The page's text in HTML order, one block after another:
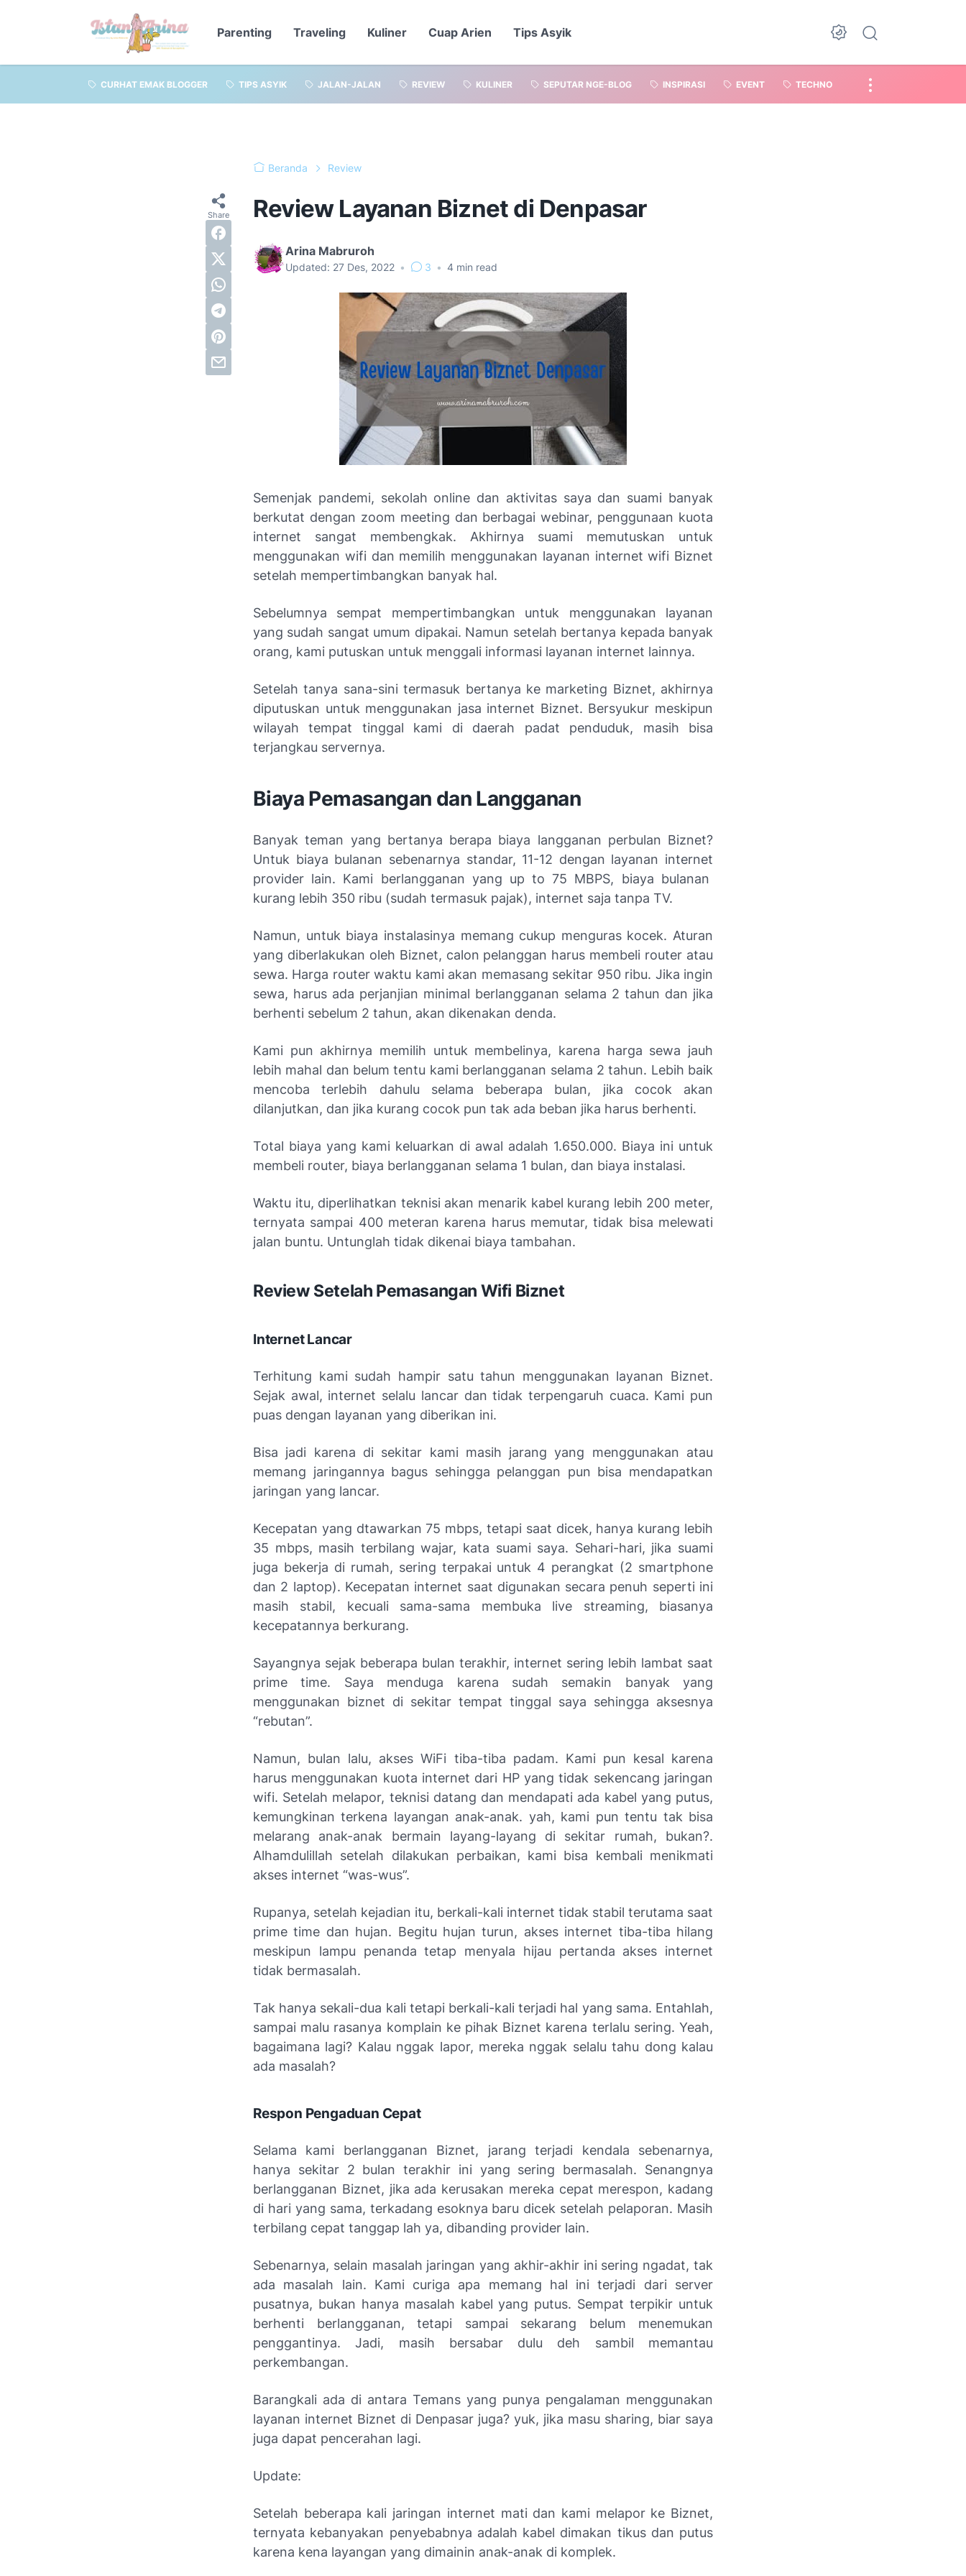
Parenting Traveling Kuliner Cuap Arien Tips Asyik
CURHAT EMAK BLOGGER TIPS ASYIK JALAN-JALAN REVIEW KULINER SEPUTAR NGE-BLOG INSPIRASI EVENT TECHNO
Beranda Review
Review Layanan Biznet di Denpasar
Arina Mabruroh
Updated: 27 Des, 2022 • 3 • 4 min read
Semenjak pandemi, sekolah online dan aktivitas saya dan suami banyak
berkutat dengan zoom meeting dan berbagai webinar, penggunaan kuota
internet sangat membengkak. Akhirnya suami memutuskan untuk
menggunakan wifi dan memilih menggunakan layanan internet wifi Biznet
setelah mempertimbangkan banyak hal.
Sebelumnya sempat mempertimbangkan untuk menggunakan layanan
yang sudah sangat umum dipakai. Namun setelah bertanya kepada banyak
orang, kami putuskan untuk menggali informasi layanan internet lainnya.
Setelah tanya sana-sini termasuk bertanya ke marketing Biznet, akhirnya
diputuskan untuk menggunakan jasa internet Biznet. Bersyukur meskipun
wilayah tempat tinggal kami di daerah padat penduduk, masih bisa
terjangkau servernya.
Biaya Pemasangan dan Langganan
Banyak teman yang bertanya berapa biaya langganan perbulan Biznet?
Untuk biaya bulanan sebenarnya standar, 11-12 dengan layanan internet
provider lain. Kami berlangganan yang up to 75 MBPS, biaya bulanan
kurang lebih 350 ribu (sudah termasuk pajak), internet saja tanpa TV.
Namun, untuk biaya instalasinya memang cukup menguras kocek. Aturan
yang diberlakukan oleh Biznet, calon pelanggan harus membeli router atau
sewa. Harga routerwaktu kami akan memasang sekitar 950 ribu. Jika ingin
sewa, harus ada perjanjian minimal berlangganan selama 2 tahun dan jika
berhenti sebelum 2 tahun, akan dikenakan denda.
Kami pun akhirnya memilih untuk membelinya, karena harga sewa jauh
lebih mahal dan belum tentu kami berlangganan selama 2 tahun. Lebih baik
mencoba terlebih dahulu selama beberapa bulan, jika cocok akan
dilanjutkan, dan jika kurang cocok pun tak ada beban jika harus berhenti.
Total biaya yang kami keluarkan di awal adalah 1.650.000. Biaya ini untuk
membeli router, biaya berlangganan selama 1 bulan, dan biaya instalasi.
Waktu itu, diperlihatkan teknisi akan menarik kabel kurang lebih 200 meter,
ternyata sampai 400 meteran karena harus memutar, tidak bisa melewati
jalan buntu. Untunglah tidak dikenai biaya tambahan.
Review Setelah Pemasangan Wifi Biznet
Internet Lancar
Terhitung kami sudah hampir satu tahun menggunakan layanan Biznet.
Sejak awal, internet selalu lancar dan tidak terpengaruh cuaca. Kami pun
puas dengan layanan yang diberikan ini.
Bisa jadi karena di sekitar kami masih jarang yang menggunakan atau
memang jaringannya bagus sehingga pelanggan pun bisa mendapatkan
jaringan yang lancar.
Kecepatan yang dtawarkan 75 mbps, tetapi saat dicek, hanya kurang lebih
35 mbps, masih terbilang wajar, kata suami saya. Sehari-hari, jika suami
juga bekerja di rumah, sering terpakai untuk 4 perangkat (2 smartphone
dan 2 laptop). Kecepatan internet saat digunakan secara penuh seperti ini
masih stabil, kecuali sama-sama membuka live streaming, biasanya
kecepatannya berkurang.
Sayangnya sejak beberapa bulan terakhir, internet sering lebih lambat saat
prime time. Saya menduga karena sudah semakin banyak yang
menggunakan biznet di sekitar tempat tinggal saya sehingga aksesnya
“rebutan”.
Namun, bulan lalu, akses WiFi tiba-tiba padam. Kami pun kesal karena
harus menggunakan kuota internet dari HP yang tidak sekencang jaringan
wifi. Setelah melapor, teknisi datang dan mendapati ada kabel yang putus,
kemungkinan terkena layangan anak-anak. yah, kami pun tentu tak bisa
melarang anak-anak bermain layang-layang di sekitar rumah, bukan?.
Alhamdulillah setelah dilakukan perbaikan, kami bisa kembali menikmati
akses internet “was-wus”.
Rupanya, setelah kejadian itu, berkali-kali internet tidak stabil terutama saat
prime time dan hujan. Begitu hujan turun, akses internet tiba-tiba hilang
meskipun lampu penanda tetap menyala hijau pertanda akses internet
tidak bermasalah.
Tak hanya sekali-dua kali tetapi berkali-kali terjadi hal yang sama. Entahlah,
sampai malu rasanya komplain ke pihak Biznet karena terlalu sering. Yeah,
bagaimana lagi? Kalau nggak lapor, mereka nggak selalu tahu dong kalau
ada masalah?
Respon Pengaduan Cepat
Selama kami berlangganan Biznet, jarang terjadi kendala sebenarnya,
hanya sekitar 2 bulan terakhir ini yang sering bermasalah. Senangnya
berlangganan Biznet, jika ada kerusakan mereka cepat merespon, kadang
di hari yang sama, terkadang esoknya baru dicek setelah pelaporan. Masih
terbilang cepat tanggap lah ya, dibanding provider lain.
Sebenarnya, selain masalah jaringan yang akhir-akhir ini sering ngadat, tak
ada masalah lain. Kami curiga apa memang hal ini terjadi dari server
pusatnya, bukan hanya masalah kabel yang putus. Sempat terpikir untuk
berhenti berlangganan, tetapi sampai sekarang belum menemukan
penggantinya. Jadi, masih bersabar dulu deh sambil memantau
perkembangan.
Barangkali ada di antara Temans yang punya pengalaman menggunakan
layanan internet Biznet di Denpasar juga? yuk, jika masu sharing, biar saya
juga dapat pencerahan lagi.
Update:
Setelah beberapa kali jaringan internet mati dan kami melapor ke Biznet,
ternyata kebanyakan penyebabnya adalah kabel dimakan tikus dan putus
karena kena layangan yang dimainin anak-anak di komplek.